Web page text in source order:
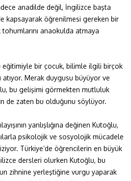
anadilde değil, İngilizce başta
kapsayarak öğrenilmesi gereken bir
anaokulda atmaya
eğitimiyle bir çocuk, bilimle ilgili birçok
atıyor. Merak duygusu büyüyor ve
bu gelişimi görmekten mutluluk
de zaten bu olduğunu söylüyor.
yanlışlığına değinen Kutoğlu,
psikolojik ve sosyolojik mücadele
Türkiye’de öğrencilerin en büyük
dersleri olurken Kutoğlu, bu
zihnine yerleştiğine vurgu yaparak